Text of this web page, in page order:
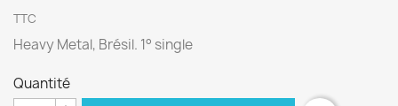
TTC
Heavy Metal, Brésil. 1° single
Quantité